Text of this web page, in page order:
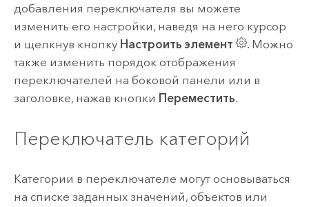
добавления переключателя вы можете
изменить его настройки, наведя на него курсор
и щелкнув кнопку Настроить элемент
. Можно
также изменить порядок отображения
переключателей на боковой панели или в
заголовке, нажав кнопки Переместить.
Переключатель категорий
Категории в переключателе могут основываться
на списке заданных значений, объектов или